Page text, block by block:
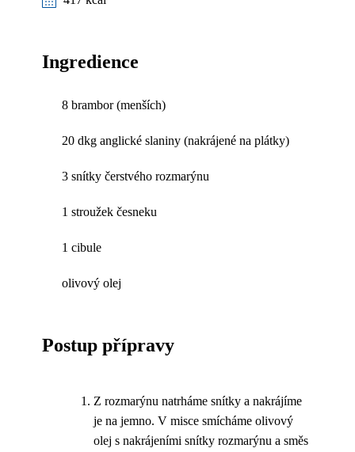
Ingredience
8 brambor (menších)
20 dkg anglické slaniny (nakrájené na plátky)
3 snítky čerstvého rozmarýnu
1 stroužek česneku
1 cibule
olivový olej
Postup přípravy
Z rozmarýnu natrháme snítky a nakrájíme
je na jemno. V misce smícháme olivový
olej s nakrájeními snítky rozmarýnu a směs